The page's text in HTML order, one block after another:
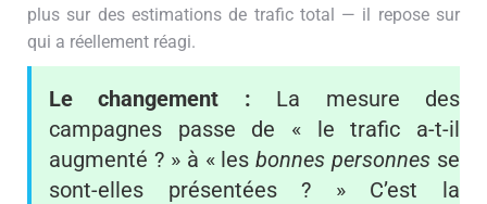
plus sur des estimations de trafic total — il repose sur
qui a réellement réagi.
Le changement : La mesure des
campagnes passe de « le trafic a-t-il
augmenté ? » à « lesbonnes personnes se
sont-elles présentées ? » C’est la